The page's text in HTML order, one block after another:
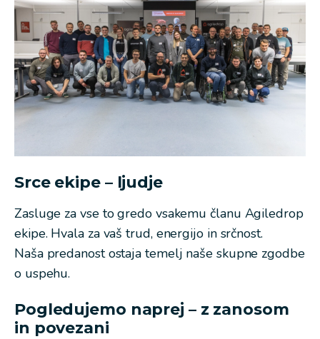
Srce ekipe – ljudje
Zasluge za vse to gredo vsakemu članu Agiledrop
ekipe. Hvala za vaš trud, energijo in srčnost.
Naša predanost ostaja temelj naše skupne zgodbe
o uspehu.
Pogledujemo naprej – z zanosom
in povezani